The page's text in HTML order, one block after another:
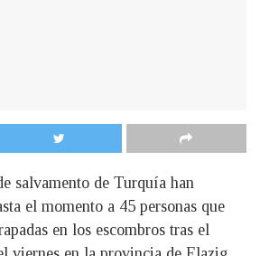
salvamento de Turquía han
el momento a 45 personas que
en los escombros tras el